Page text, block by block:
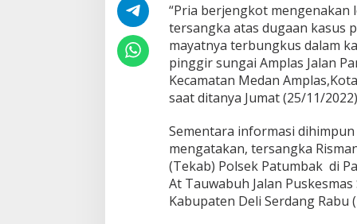
a
r
u
n
g
G
o
i
T
a
n
p
a
B
“Pria berjengkot
tersangka atas dugaan kasus
mayatnya terbungkus dalam
pinggir sungai Amplas Jalan
Kecamatan Medan
saat ditanya Jumat (25/11/
Sementara informasi
mengatakan, tersangka
(Tekab) Polsek Patumbak di
At Tauwabuh Jalan
Kabupaten Deli Serdang Rabu